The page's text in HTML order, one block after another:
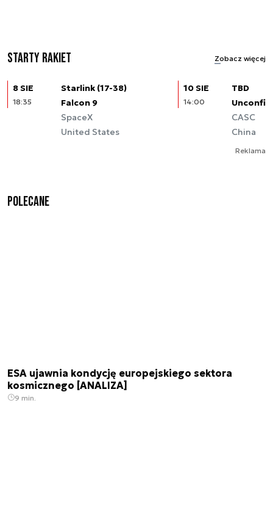
Starty rakiet Zobacz więcej
8 SIE
18:35
Starlink (17-38)
Falcon 9
SpaceX
United States
10 SIE
14:00
TBD
CASC
China
Reklama
Polecane
ESA ujawnia kondycję europejskiego sektora
kosmicznego [ANALIZA]
9 min.